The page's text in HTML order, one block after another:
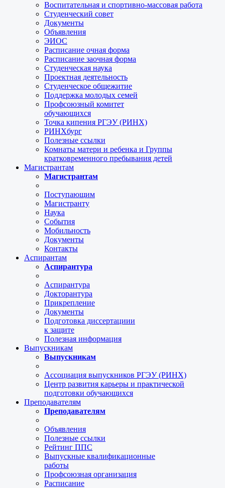
Воспитательная и спортивно-массовая работа
Студенческий совет
Документы
Объявления
ЭИОС
Расписание очная форма
Расписание заочная форма
Студенческая наука
Проектная деятельность
Студенческое общежитие
Поддержка молодых семей
Профсоюзный комитет
обучающихся
Точка кипения РГЭУ (РИНХ)
РИНХбург
Полезные ссылки
Комнаты матери и ребенка и Группы
кратковременного пребывания детей
Магистрантам
Магистрантам
Поступающим
Магистранту
Наука
События
Мобильность
Документы
Контакты
Аспирантам
Аспирантура
Аспирантура
Докторантура
Прикрепление
Документы
Подготовка диссертациии
к защите
Полезная информация
Выпускникам
Выпускникам
Ассоциация выпускников РГЭУ (РИНХ)
Центр развития карьеры и практической
подготовки обучающихся
Преподавателям
Преподавателям
Объявления
Полезные ссылки
Рейтинг ППС
Выпускные квалификационные
работы
Профсоюзная организация
Расписание